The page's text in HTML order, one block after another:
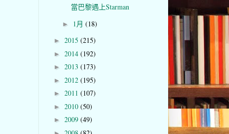
當巴黎遇上Starman
► 1月 (18)
► 2015 (215)
► 2014 (192)
► 2013 (173)
► 2012 (195)
► 2011 (107)
► 2010 (50)
► 2009 (49)